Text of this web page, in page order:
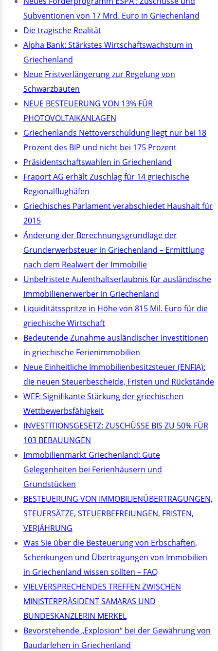
Subventionen von 17 Mrd. Euro in Griechenland
Die tragische Realität
Alpha Bank: Stärkstes Wirtschaftswachstum in
Griechenland
Neue Fristverlängerung zur Regelung von
Schwarzbauten
NEUE BESTEUERUNG VON 13% FÜR
PHOTOVOLTAIKANLAGEN
Griechenlands Nettoverschuldung liegt nur bei 18
Prozent des BIP und nicht bei 175 Prozent
Präsidentschaftswahlen in Griechenland
Fraport AG erhält Zuschlag für 14 griechische
Regionalflughäfen
Griechisches Parlament verabschiedet Haushalt für
2015
Änderung der Berechnungsgrundlage der
Grunderwerbsteuer in Griechenland – Ermittlung
nach dem Realwert der Immobilie
Unbefristete Aufenthaltserlaubnis für ausländische
Immobilienerwerber in Griechenland
Liquiditätsspritze in Höhe von 815 Mil. Euro für die
griechische Wirtschaft
Bedeutende Zunahme ausländischer Investitionen
in griechische Ferienimmobilien
Neue Einheitliche Immobilienbesitzsteuer (ENFIA):
die neuen Steuerbescheide, Fristen und Rückstände
WEF: Signifikante Stärkung der griechischen
Wettbewerbsfähigkeit
INVESTITIONSGESETZ: ZUSCHÜSSE BIS ZU 50% FÜR
103 BEBAUUNGEN
Immobilienmarkt Griechenland: Gute
Gelegenheiten bei Ferienhäusern und
Grundstücken
BESTEUERUNG VON IMMOBILIENÜBERTRAGUNGEN,
STEUERSÄTZE, STEUERBEFREIUNGEN, FRISTEN,
VERJÄHRUNG
Was Sie über die Besteuerung von Erbschaften,
Schenkungen und Übertragungen von Immobilien
in Griechenland wissen sollten – FAQ
VIELVERSPRECHENDES TREFFEN ZWISCHEN
MINISTERPRÄSIDENT SAMARAS UND
BUNDESKANZLERIN MERKEL
Bevorstehende „Explosion“ bei der Gewährung von
Baudarlehen in Griechenland